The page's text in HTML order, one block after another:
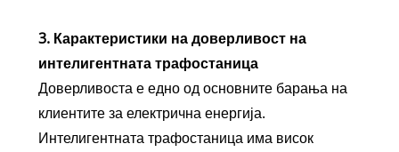
3. Карактеристики на доверливост на
интелигентната трафостаница
Доверливоста е едно од основните барања на
клиентите за електрична енергија.
Интелигентната трафостаница има висок